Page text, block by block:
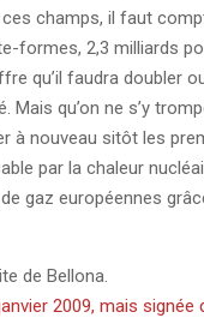
champs, il faut
formes, 2,3 milliards
qu’il faudra doubler
qu’on ne s’y
à nouveau sitôt les
par la chaleur
gaz européennes
de Bellona.
2009, mais signée